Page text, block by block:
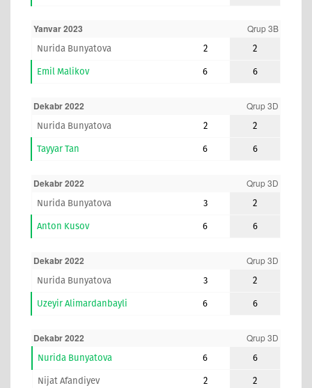
Yanvar 2023 Qrup 3B
Nurida Bunyatova 2 2
Emil Malikov 6 6
Dekabr 2022 Qrup 3D
Nurida Bunyatova 2 2
Tayyar Tan 6 6
Dekabr 2022 Qrup 3D
Nurida Bunyatova 3 2
Anton Kusov 6 6
Dekabr 2022 Qrup 3D
Nurida Bunyatova 3 2
Uzeyir Alimardanbayli 6 6
Dekabr 2022 Qrup 3D
Nurida Bunyatova 6 6
Nijat Afandiyev 2 2